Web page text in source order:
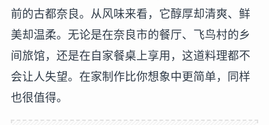
前的古都奈良。从风味来看，它醇厚却清爽、鲜
美却温柔。无论是在奈良市的餐厅、飞鸟村的乡
间旅馆，还是在自家餐桌上享用，这道料理都不
会让人失望。在家制作比你想象中更简单，同样
也很值得。